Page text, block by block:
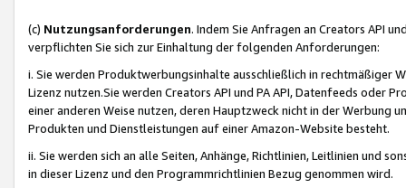
(c) Nutzungsanforderungen. Indem Sie Anfragen an Creators API
verpflichten Sie sich zur Einhaltung der folgenden Anforderungen:
i. Sie werden Produktwerbungsinhalte ausschließlich in rechtmäßiger
Lizenz nutzen.Sie werden Creators API und PA API, Datenfeeds oder
einer anderen Weise nutzen, deren Hauptzweck nicht in der Werbung
Produkten und Dienstleistungen auf einer Amazon-Website besteht.
ii. Sie werden sich an alle Seiten, Anhänge, Richtlinien, Leitlinien und
in dieser Lizenz und den Programmrichtlinien Bezug genommen wird.